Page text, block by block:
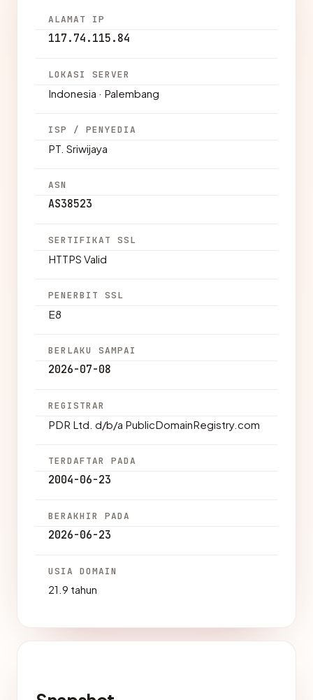
ALAMAT IP
117.74.115.84
LOKASI SERVER
Indonesia · Palembang
ISP / PENYEDIA
PT. Sriwijaya
ASN
AS38523
SERTIFIKAT SSL
HTTPS Valid
PENERBIT SSL
E8
BERLAKU SAMPAI
2026-07-08
REGISTRAR
PDR Ltd. d/b/a PublicDomainRegistry.com
TERDAFTAR PADA
2004-06-23
BERAKHIR PADA
2026-06-23
USIA DOMAIN
21.9 tahun